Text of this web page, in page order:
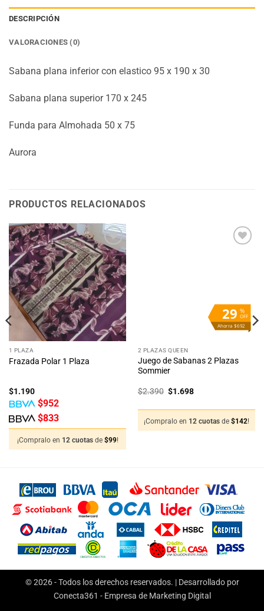
DESCRIPCIÓN
VALORACIONES (0)
Sabana plana inferior con elastico 95 x 190 x 30
Sabana plana superior 170 x 245
Funda para Almohada 50 x 75
Aurora
PRODUCTOS RELACIONADOS
Añadir
a la
lista
de
deseos
1 PLAZA
Frazada Polar 1 Plaza
$1.190
$952
$833
¡Compralo en 12 cuotas de $99!
%
OFF
29
Ahorra $692
2 PLAZAS QUEEN
Juego de Sabanas 2 Plazas
Sommier
$2.390 El
$2.390.
$1.698El
$1.698.
¡Compralo en 12 cuotas de $142!
© 2026 - Todos los derechos reservados. | Desarrollado por
Conecta361 - Empresa de Marketing Digital